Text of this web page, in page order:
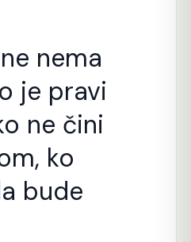
nema
je pravi
ne čini
ko
bude